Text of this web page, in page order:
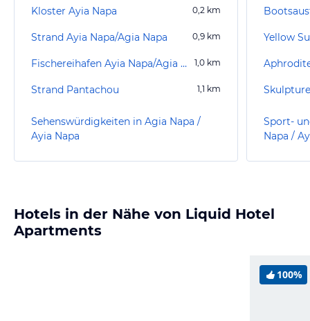
Kloster Ayia Napa 0,2 km
Strand Ayia Napa/Agia Napa 0,9 km
Fischereihafen Ayia Napa/Agia Napa 1,0 km
Strand Pantachou 1,1 km
Sehenswürdigkeiten in Agia Napa /
Ayia Napa
Yellow
Sport-
Napa /
Hotels in der Nähe von Liquid Hotel
Apartments
100%